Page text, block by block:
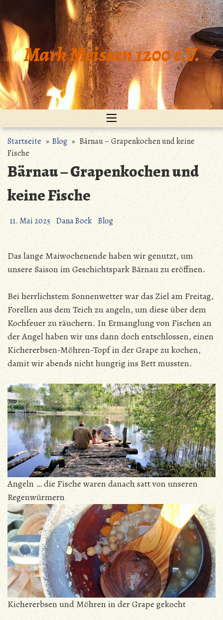
Inhalt
springen
Mark Meissen 1200 e.V.
Startseite»Blog» Bärnau – Grapenkochen und keine
Fische
Bärnau – Grapenkochen und
keine Fische
11. Mai 2025 Dana Bock Blog
Das lange Maiwochenende haben wir genutzt, um
unsere Saison im Geschichtspark Bärnau zu eröffnen.
Bei herrlichstem Sonnenwetter war das Ziel am Freitag,
Forellen aus dem Teich zu angeln, um diese über dem
Kochfeuer zu räuchern. In Ermanglung von Fischen an
der Angel haben wir uns dann doch entschlossen, einen
Kichererbsen-Möhren-Topf in der Grape zu kochen,
damit wir abends nicht hungrig ins Bett mussten.
Angeln … die Fische waren danach satt von unseren
Regenwürmern
Kichererbsen und Möhren in der Grape gekocht